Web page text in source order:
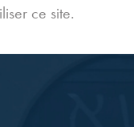
ce site.